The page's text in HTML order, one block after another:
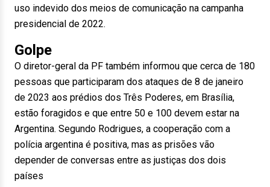
uso indevido dos meios de comunicação na campanha
presidencial de 2022.
Golpe
O diretor-geral da PF também informou que cerca de 180
pessoas que participaram dos ataques de 8 de janeiro
de 2023 aos prédios dos Três Poderes, em Brasília,
estão foragidos e que entre 50 e 100 devem estar na
Argentina. Segundo Rodrigues, a cooperação com a
polícia argentina é positiva, mas as prisões vão
depender de conversas entre as justiças dos dois
países